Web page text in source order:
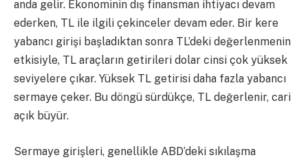
anda gelir. Ekonominin dış finansman ihtiyacı devam
ederken, TL ile ilgili çekinceler devam eder. Bir kere
yabancı girişi başladıktan sonra TL’deki değerlenmenin
etkisiyle, TL araçların getirileri dolar cinsi çok yüksek
seviyelere çıkar. Yüksek TL getirisi daha fazla yabancı
sermaye çeker. Bu döngü sürdükçe, TL değerlenir, cari
açık büyür.
Sermaye girişleri, genellikle ABD’deki sıkılaşma